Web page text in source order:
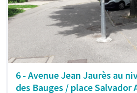
6 - Avenue Jean Jaurès au
des Bauges / place Salvador